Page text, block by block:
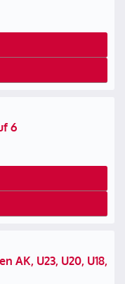
6
AK, U23, U20, U18,